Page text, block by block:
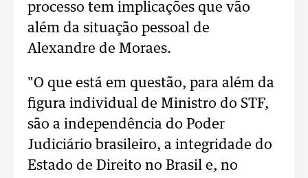
processo tem implicações que vão
além da situação pessoal de
Alexandre de Moraes.
"O que está em questão, para além da
figura individual de Ministro do STF,
são a independência do Poder
Judiciário brasileiro, a integridade do
Estado de Direito no Brasil e, no